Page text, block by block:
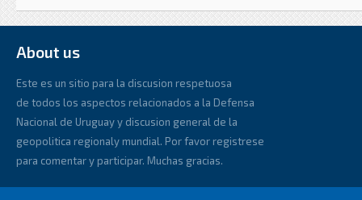
About us
Este es un sitio para la discusion respetuosa
de todos los aspectos relacionados a la Defensa
Nacional de Uruguay y discusion general de la
geopolitica regionaly mundial. Por favor registrese
para comentar y participar. Muchas gracias.